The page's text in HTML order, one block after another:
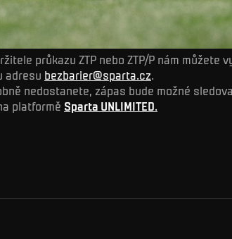
průkazu ZTP nebo ZTP/P nám můžete
adresu bezbarier@sparta.cz
nedostanete, zápas bude možné
platformě Sparta UNLIMITED